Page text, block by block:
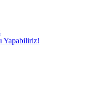
Yapabiliriz!